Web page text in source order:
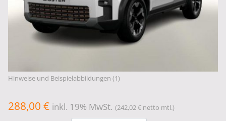
Hinweise und Beispielabbildungen (1)
288,00 € inkl. 19% MwSt. (242,02 € netto mtl.)